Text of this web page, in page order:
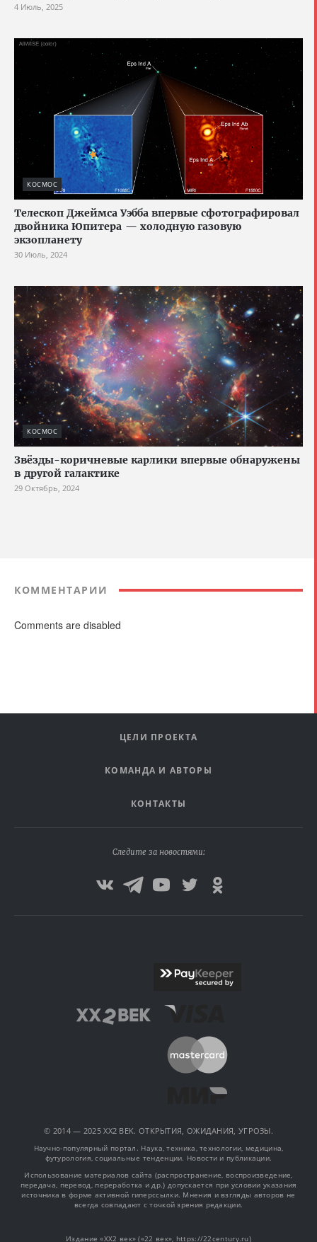
4 Июль, 2025
КОСМОС
Телескоп Джеймса Уэбба впервые сфотографировал
двойника Юпитера — холодную газовую
экзопланету
30 Июль, 2024
КОСМОС
Звёзды-коричневые карлики впервые обнаружены
в другой галактике
29 Октябрь, 2024
КОММЕНТАРИИ
Comments are disabled
ЦЕЛИ ПРОЕКТА
КОМАНДА И АВТОРЫ
КОНТАКТЫ
Следите за новостями:
© 2014 — 2025 XX2 ВЕК. ОТКРЫТИЯ, ОЖИДАНИЯ, УГРОЗЫ.
Научно-популярный портал. Наука, техника, технологии, медицина,
футурология, социальные тенденции. Новости и публикации.
Использование материалов сайта (распространение, воспроизведение,
передача, перевод, переработка и др.) допускается при условии указания
источника в форме активной гиперссылки. Мнения и взгляды авторов не
всегда совпадают с точкой зрения редакции.
Издание «XX2 век» («22 век», https://22century.ru)